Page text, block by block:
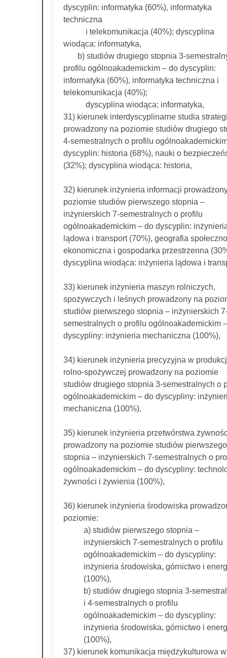
dyscyplin: informatyka (60%), informatyka
techniczna
i telekomunikacja (40%); dyscyplina
wiodąca: informatyka,
b) studiów drugiego stopnia 3-
profilu ogólnoakademickim – do dyscyplin:
informatyka (60%), informatyka techniczna i
telekomunikacja (40%);
dyscyplina wiodąca: informatyka,
31) kierunek interdyscyplinarne studia
prowadzony na poziomie studiów drugiego
4-semestralnych o profilu
dyscyplin: historia (68%), nauki o
(32%); dyscyplina wiodąca: historia,
32) kierunek inżynieria informacji
poziomie studiów pierwszego stopnia –
inżynierskich 7-semestralnych o profilu
ogólnoakademickim – do dyscyplin:
lądowa i transport (70%), geografia
ekonomiczna i gospodarka przestrzenna
dyscyplina wiodąca: inżynieria lądowa i
33) kierunek inżynieria maszyn rolniczych,
spożywczych i leśnych prowadzony na
studiów pierwszego stopnia – inżynierskich
semestralnych o profilu ogólnoakademickim
dyscypliny: inżynieria mechaniczna (100%),
34) kierunek inżynieria precyzyjna w
rolno-spożywczej prowadzony na poziomie
studiów drugiego stopnia 3-semestralnych o
ogólnoakademickim – do dyscypliny:
mechaniczna (100%),
35) kierunek inżynieria przetwórstwa
prowadzony na poziomie studiów pierwszego
stopnia – inżynierskich 7-semestralnych o
ogólnoakademickim – do dyscypliny:
żywności i żywienia (100%),
36) kierunek inżynieria środowiska
poziomie:
a) studiów pierwszego stopnia –
inżynierskich 7-semestralnych o profilu
ogólnoakademickim – do dyscypliny:
inżynieria środowiska, górnictwo i
(100%),
b) studiów drugiego stopnia 3-
i 4-semestralnych o profilu
ogólnoakademickim – do dyscypliny:
inżynieria środowiska, górnictwo i
(100%),
37) kierunek komunikacja międzykulturowa w